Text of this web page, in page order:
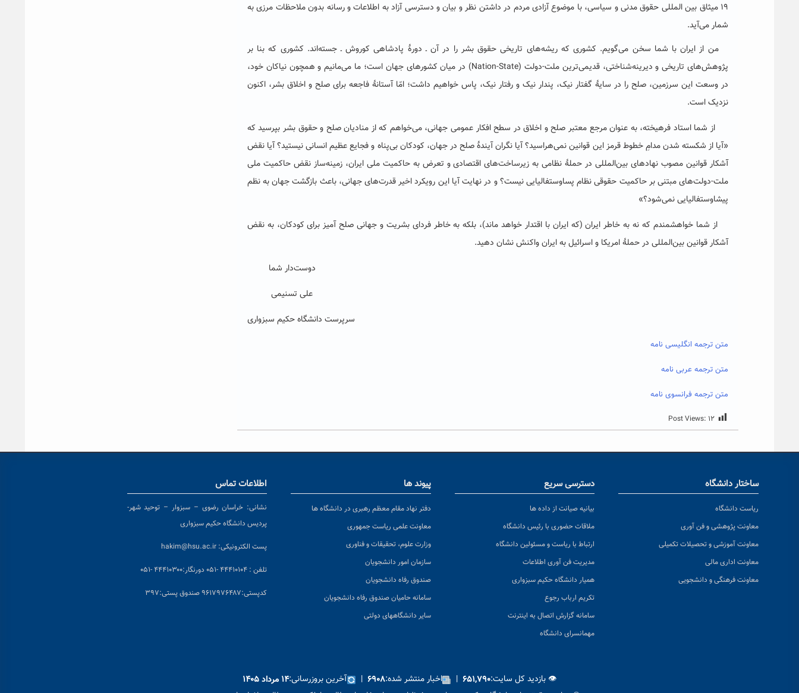
۱۹ میثاق بین المللی حقوق مدنی و سیاسی، با موضوع آزادی مردم در داشتن نظر و بیان و دسترسی آزاد به اطلاعات و رسانه بدون ملاحظات مرزی به
شمار می‌آید.
من از ایران با شما سخن می‌گویم. کشوری که ریشه‌های تاریخی حقوق بشر را در آن ـ دورۀ پادشاهی کوروش ـ جسته‌اند. کشوری که بنا بر
پژوهش‌های تاریخی و دیرینه‌شناختی، قدیمی‌ترین ملت-دولت (Nation-State) در میان کشورهای جهان است؛ ما می‌مانیم و همچون نیاکان خود،
در وسعت این سرزمین، صلح را در سایۀ گفتار نیک، پندار نیک و رفتار نیک، پاس خواهیم داشت؛ امّا آستانۀ فاجعه برای صلح و اخلاق بشر، اکنون
نزدیک است.
از شما استاد فرهیخته، به عنوان مرجع معتبر صلح و اخلاق در سطح افکار عمومی جهانی، می‌خواهم که از منادیان صلح و حقوق بشر بپرسید که
«آیا از شکسته شدن مدامِ خطوط قرمز این قوانین نمی‌هراسید؟آیا نگران آیندۀ صلح در جهان، کودکان بی‌پناه و فجایع عظیم انسانی نیستید؟ آیا نقض
آشکار قوانین مصوب نهادهای بین‌المللی در حملۀ نظامی به زیرساخت‌های اقتصادی و تعرض به حاکمیت ملی ایران، زمینه‌ساز نقض حاکمیت ملی
ملت-دولت‌های مبتنی بر حاکمیت حقوقی نظام پسا‌وستفالیایی نیست؟ و در نهایت آیا این رویکرد اخیر قدرت‌های جهانی، باعث بازگشت جهان به نظم
پیشاوستفالیایی نمی‌شود؟»
از شما خواهشمندم که نه به خاطر ایران (که ایران با اقتدار خواهد ماند)، بلکه به خاطر فردای بشریت و جهانی صلح آمیز برای کودکان، به نقض
آشکار قوانین بین‌المللی در حملۀ امریکا و اسرائیل به ایران واکنش نشان دهید.
دوست‌دار شما
علی تسنیمی
سرپرست دانشگاه حکیم سبزواری
متن ترجمه انگلیسی نامه
متن ترجمه عربی نامه
متن ترجمه فرانسوی نامه
Post Views: ۱۲
ساختار دانشگاه
ریاست دانشگاه
معاونت پژوهشی و فن آوری
معاونت آموزشی و تحصیلات تکمیلی
معاونت اداری مالی
معاونت فرهنگی و دانشجویی
دسترسی سریع
بیانیه صیانت از داده ها
ملاقات حضوری با رئیس دانشگاه
ارتباط با ریاست و مسئولین دانشگاه
مدیریت فن آوری اطلاعات
همیار دانشگاه حکیم سبزواری
تکریم ارباب رجوع
سامانه گزارش اتصال به اینترنت
مهمانسرای دانشگاه
پیوند ها
دفتر نهاد مقام معظم رهبری در دانشگاه ها
معاونت علمی ریاست جمهوری
وزارت علوم، تحقیقات و فناوری
سازمان امور دانشجویان
صندوق رفاه دانشجویان
سامانه حامیان صندوق رفاه دانشجویان
سایر دانشگاههای دولتی
اطلاعات تماس
نشانی: خراسان رضوی – سبزوار – توحید شهر-
پردیس دانشگاه حکیم سبزواری
پست الکترونیکی: hakim@hsu.ac.ir
تلفن : ۴۴۴۱۰۱۰۴ -۰۵۱ دورنگار:۴۴۴۱۰۳۰۰ -۰۵۱
کدپستی:۹۶۱۷۹۷۶۴۸۷ صندوق پستی:۳۹۷
👁 بازدید کل سایت:۶۵۱,۷۹۰ | اخبار منتشر شده:۶۹۰۸ | آخرین بروزرسانی:۱۴ مرداد ۱۴۰۵